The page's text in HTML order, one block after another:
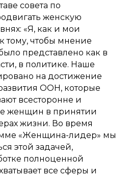
совета по
женскую
«Я, как и мои
тому, чтобы мнение
представлено как в
в политике. Наше
на достижение
ООН, которые
всесторонне и
женщин в принятии
жизни. Во время
«Женщина-лидер» мы
этой задачей,
полноценной
все сферы и
«Сенеж»